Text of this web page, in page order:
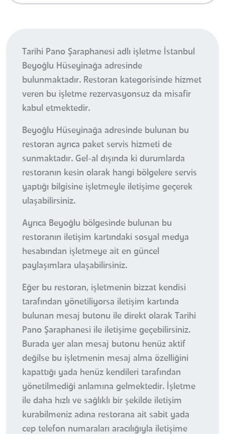
Tarihi Pano Şaraphanesi adlı işletme İstanbul
Beyoğlu Hüseyinağa adresinde
bulunmaktadır. Restoran kategorisinde hizmet
veren bu işletme rezervasyonsuz da misafir
kabul etmektedir.
Beyoğlu Hüseyinağa adresinde bulunan bu
restoran ayrıca paket servis hizmeti de
sunmaktadır. Gel-al dışında ki durumlarda
restoranın kesin olarak hangi bölgelere servis
yaptığı bilgisine işletmeyle iletişime geçerek
ulaşabilirsiniz.
Ayrıca Beyoğlu bölgesinde bulunan bu
restoranın iletişim kartındaki sosyal medya
hesabından işletmeye ait en güncel
paylaşımlara ulaşabilirsiniz.
Eğer bu restoran, işletmenin bizzat kendisi
tarafından yönetiliyorsa iletişim kartında
bulunan mesaj butonu ile direkt olarak Tarihi
Pano Şaraphanesi ile iletişime geçebilirsiniz.
Burada yer alan mesaj butonu henüz aktif
değilse bu işletmenin mesaj alma özelliğini
kapattığı yada henüz kendileri tarafından
yönetilmediği anlamına gelmektedir. İşletme
ile daha hızlı ve sağlıklı bir şekilde iletişim
kurabilmeniz adına restorana ait sabit yada
cep telefon numaraları aracılığıyla iletişime